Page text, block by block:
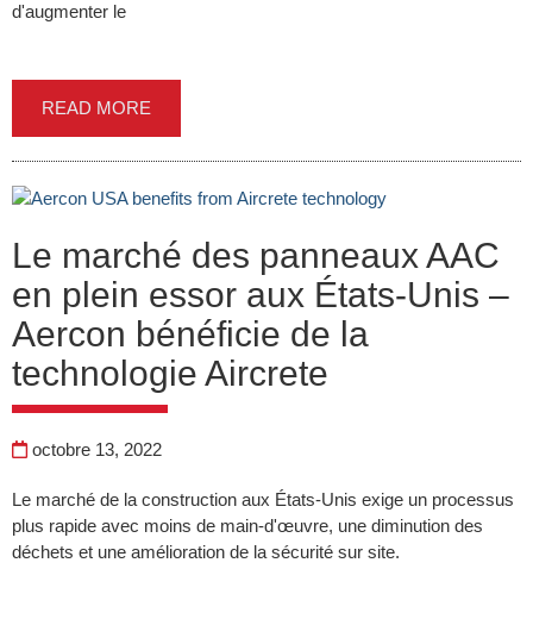
d'augmenter le
READ MORE
Le marché des panneaux AAC
en plein essor aux États-Unis –
Aercon bénéficie de la
technologie Aircrete
octobre 13, 2022
Le marché de la construction aux États-Unis exige un processus
plus rapide avec moins de main-d'œuvre, une diminution des
déchets et une amélioration de la sécurité sur site.